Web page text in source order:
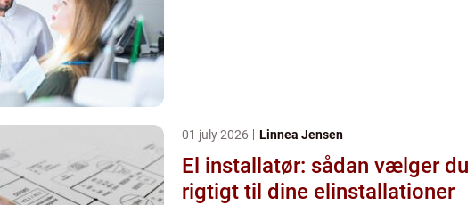
01 july 2026 Linnea Jensen
El installatør: sådan vælger du
rigtigt til dine elinstallationer